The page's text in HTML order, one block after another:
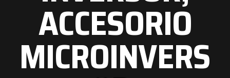
ACCESORIO
MICROINVERS